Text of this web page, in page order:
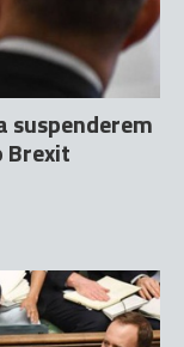
suspenderem
Brexit